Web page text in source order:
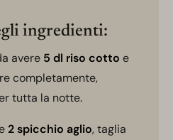
ingredienti:
avere 5 dl riso cotto e
completamente,
tutta la notte.
2 spicchio aglio, taglia